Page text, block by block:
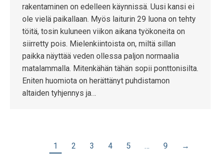
rakentaminen on edelleen käynnissä. Uusi kansi ei
ole vielä paikallaan. Myös laiturin 29 luona on tehty
töitä, tosin kuluneen viikon aikana työkoneita on
siirretty pois. Mielenkiintoista on, miltä sillan
paikka näyttää veden ollessa paljon normaalia
matalammalla. Mitenkähän tähän sopii ponttonisilta.
Eniten huomiota on herättänyt puhdistamon
altaiden tyhjennys ja…
1 2 3 4 5 … 9 →